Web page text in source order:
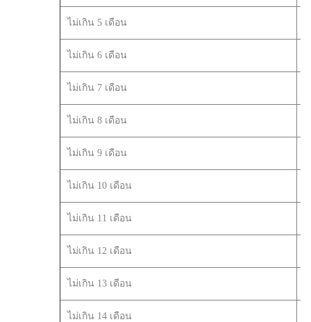
ไม่เกิน 5 เดือน
ไม่เกิน 6 เดือน
ไม่เกิน 7 เดือน
ไม่เกิน 8 เดือน
ไม่เกิน 9 เดือน
ไม่เกิน 10 เดือน
ไม่เกิน 11 เดือน
ไม่เกิน 12 เดือน
ไม่เกิน 13 เดือน
ไม่เกิน 14 เดือน